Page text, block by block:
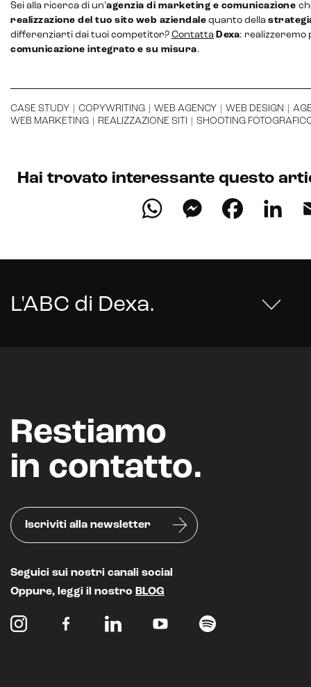
Sei alla ricerca di un’agenzia di marketing e comunicazione
realizzazione del tuo sito web aziendale quanto della
differenziarti dai tuoi competitor? Contatta Dexa: realizzeremo
comunicazione integrato e su misura.
CASE STUDY COPYWRITING WEB AGENCY WEB DESIGN
WEB MARKETING
REALIZZAZIONE SITI SHOOTING
Hai trovato interessante questo
WhatsApp
L'ABC di Dexa.
Restiamo
in contatto.
Iscriviti alla newsletter
Seguici sui nostri canali social
Oppure, leggi il nostro BLOG